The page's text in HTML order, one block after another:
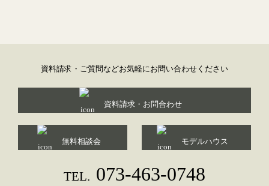
資料請求・ご質問などお気軽にお問い合わせください
資料請求・お問合わせ
無料相談会 モデルハウス
TEL. 073-463-0748